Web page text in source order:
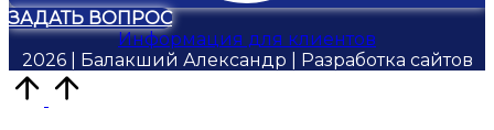
ЗАДАТЬ ВОПРОС
Информация для клиентов
2026 | Балакший Александр | Разработка сайтов